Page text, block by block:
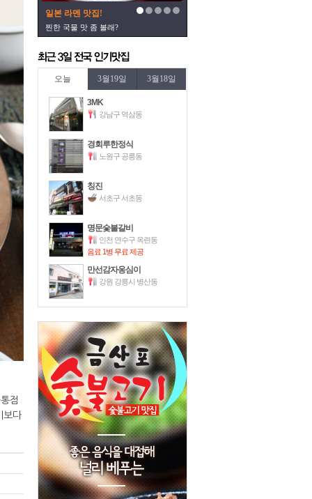
점
보다
구수~한 감자탕 맛집
소주한잔을 부르는 그맛~
오늘 3월19일 3월18일
3MK
강남구 역삼동
경회루한정식
노원구 공릉동
칭진
서초구 서초동
명문숯불갈비
인천 연수구 옥련동
음료 1병 무료 제공
만선감자옹심이
강원 강릉시 병산동